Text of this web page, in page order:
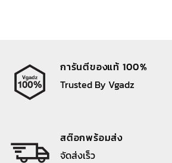
การันตีของแท้ 100%
Trusted By Vgadz
สต๊อกพร้อมส่ง
จัดส่งเร็ว